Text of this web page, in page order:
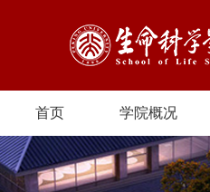
首页 学院概况